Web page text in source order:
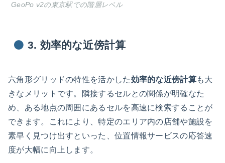
GeoPo v2の東京駅での階層レベル
3. 効率的な近傍計算
六角形グリッドの特性を活かした効率的な近傍計算も大
きなメリットです。隣接するセルとの関係が明確なた
め、ある地点の周囲にあるセルを高速に検索することが
できます。これにより、特定のエリア内の店舗や施設を
素早く見つけ出すといった、位置情報サービスの応答速
度が大幅に向上します。